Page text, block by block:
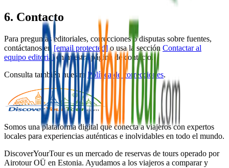
6. Contacto
Para preguntas editoriales, correcciones o disputas sobre fuentes,
contáctanos en [email protected]o usa la sección Contactar al
equipo editorialen nuestra página de contacto.
Consulta también nuestraPolítica de correcciones.
Somos una plataforma digital que conecta a viajeros con expertos
locales para experiencias auténticas e inolvidables en todo el mundo.
DiscoverYourTour es un mercado de reservas de tours operado por
Airotour OÜ en Estonia. Ayudamos a los viajeros a comparar y